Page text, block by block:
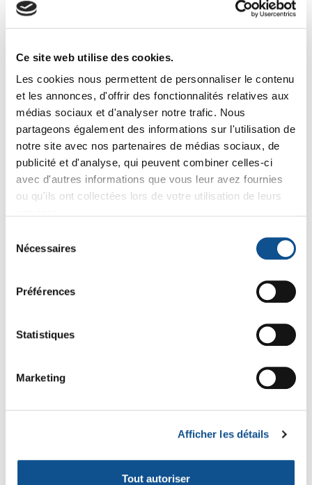
Ce site web utilise des cookies.
Les cookies nous permettent de personnaliser le contenu
et les annonces, d'offrir des fonctionnalités relatives aux
médias sociaux et d'analyser notre trafic. Nous
partageons également des informations sur l'utilisation de
notre site avec nos partenaires de médias sociaux, de
publicité et d'analyse, qui peuvent combiner celles-ci
avec d'autres informations que vous leur avez fournies
ou qu'ils ont collectées lors de votre utilisation de leurs
Nécessaires
Préférences
Statistiques
Marketing
Afficher les détails
Tout autoriser
8,64 € HT
10
mm, Medium,26 € HT
,51 € TTC
38853
9,79 € HT10
-8%
Support mural, 1-3
Produits Vikan, 160
,35 € HT
-8%